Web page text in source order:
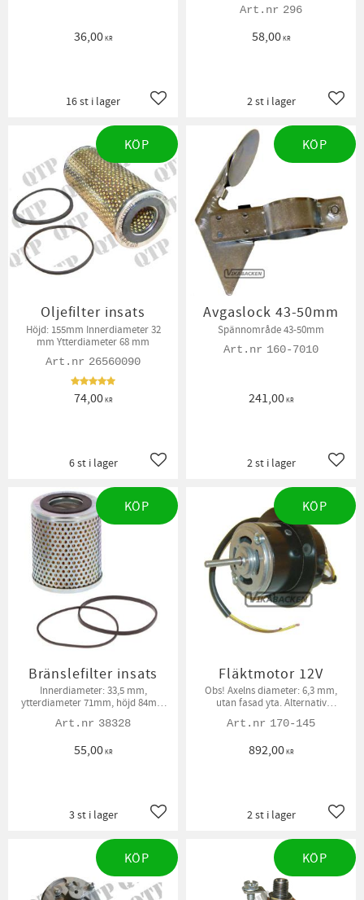
36,00KR
Lägg till i favoriter
16 st i lager
296
58,00KR
2 st i lager
Oljefilter insats
Höjd: 155mm Innerdiameter 32
mm Ytterdiameter 68 mm
26560090
74,00KR
Lägg till i favoriter
6 st i lager
KÖP
Avgaslock 43-50mm
Spännområde 43-50mm
160-7010
241,00KR
2 st i lager
KÖP
Bränslefilter insats
Innerdiameter: 33,5 mm,
ytterdiameter 71mm, höjd 84mm
38328
55,00KR
Lägg till i favoriter
3 st i lager
KÖP
Fläktmotor 12V
Obs! ​Axelns diameter: 6,3 mm,
utan fasad yta. Alternativ
170-145
892,00KR
2 st i lager
KÖP
KÖP KÖP